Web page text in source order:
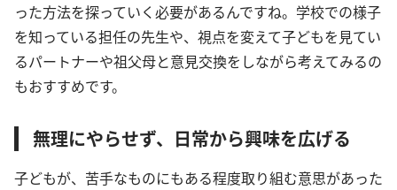
った方法を探っていく必要があるんですね。学校での様子
を知っている担任の先生や、視点を変えて子どもを見てい
るパートナーや祖父母と意見交換をしながら考えてみるの
もおすすめです。
無理にやらせず、日常から興味を広げる
子どもが、苦手なものにもある程度取り組む意思があった